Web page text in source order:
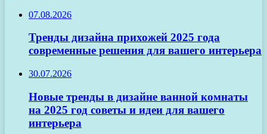
07.08.2026
Тренды дизайна прихожей 2025 года
современные решения для вашего интерьера
30.07.2026
Новые тренды в дизайне ванной комнаты
на 2025 год советы и идеи для вашего
интерьера